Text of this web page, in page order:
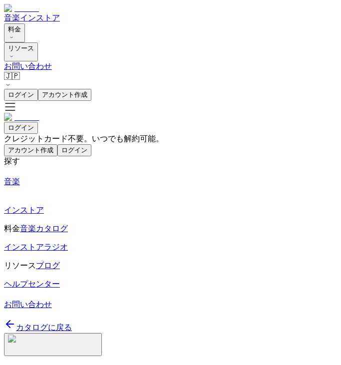
音楽インストア
料金
リソース
お問い合わせ
🇯🇵
ログイン アカウント作成
ログイン
クレジットカード不要。いつでも解約可能。
アカウント作成 ログイン
探す
音楽
インストア
料金音楽カタログ
インストアラジオ
リソースブログ
ヘルプセンター
お問い合わせ
カタログに戻る